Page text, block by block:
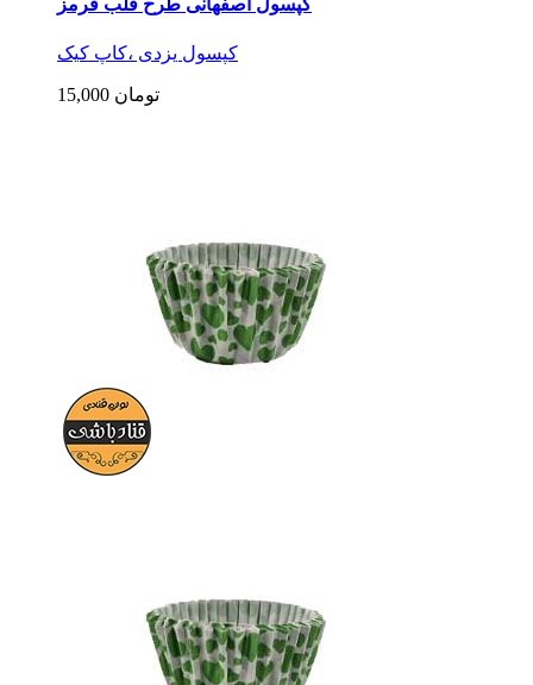
کپسول اصفهانی طرح قلب قرمز
کپسول یزدی ،کاپ کیک
15,000 تومان